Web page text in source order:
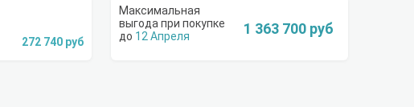
272 740 руб 12 Апреля 1 363 700 руб